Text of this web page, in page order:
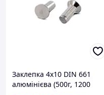
Заклепка 4х10 DIN 661
алюмінієва (500г, 1200